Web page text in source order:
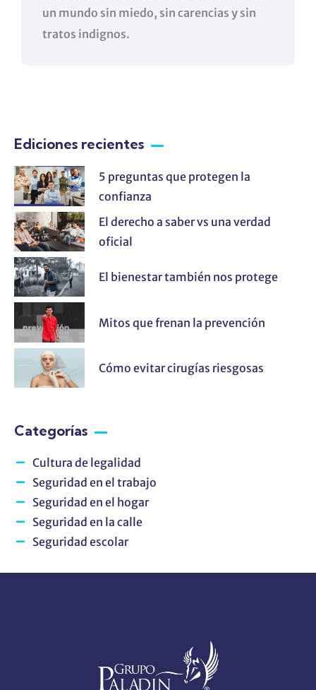
un mundo sin miedo, sin carencias y sin
tratos indignos.
Ediciones recientes
5 preguntas que protegen la
confianza
El derecho a saber vs una verdad
oficial
El bienestar también nos protege
Mitos que frenan la prevención
Cómo evitar cirugías riesgosas
Categorías
Cultura de legalidad
Seguridad en el trabajo
Seguridad en el hogar
Seguridad en la calle
Seguridad escolar